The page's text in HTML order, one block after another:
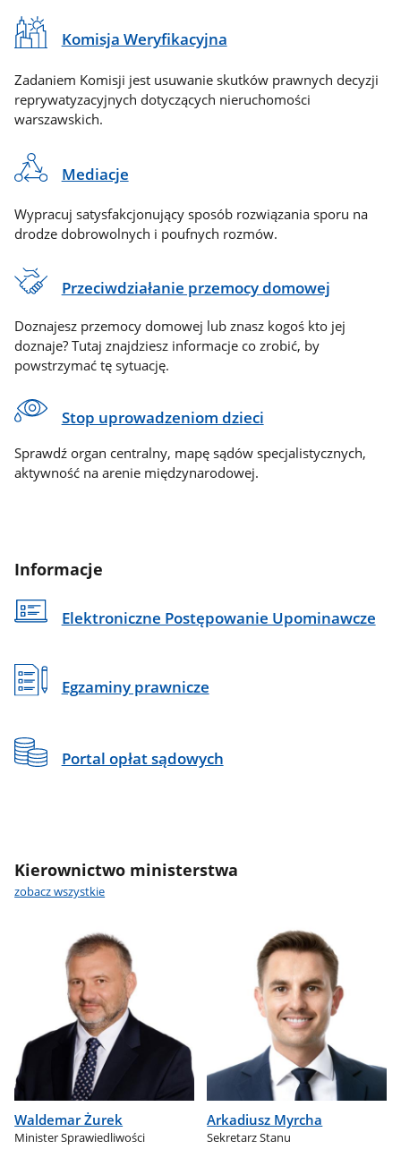
Komisja Weryfikacyjna
Zadaniem Komisji jest usuwanie skutków prawnych decyzji
reprywatyzacyjnych dotyczących nieruchomości
warszawskich.
Mediacje
Wypracuj satysfakcjonujący sposób rozwiązania sporu na
drodze dobrowolnych i poufnych rozmów.
Przeciwdziałanie przemocy domowej
Doznajesz przemocy domowej lub znasz kogoś kto jej
doznaje? Tutaj znajdziesz informacje co zrobić, by
powstrzymać tę sytuację.
Stop uprowadzeniom dzieci
Sprawdź organ centralny, mapę sądów specjalistycznych,
aktywność na arenie międzynarodowej.
Informacje
Elektroniczne Postępowanie Upominawcze
Egzaminy prawnicze
Portal opłat sądowych
Kierownictwo ministerstwa
zobacz wszystkie
Waldemar Żurek
Minister Sprawiedliwości
Arkadiusz Myrcha
Sekretarz Stanu